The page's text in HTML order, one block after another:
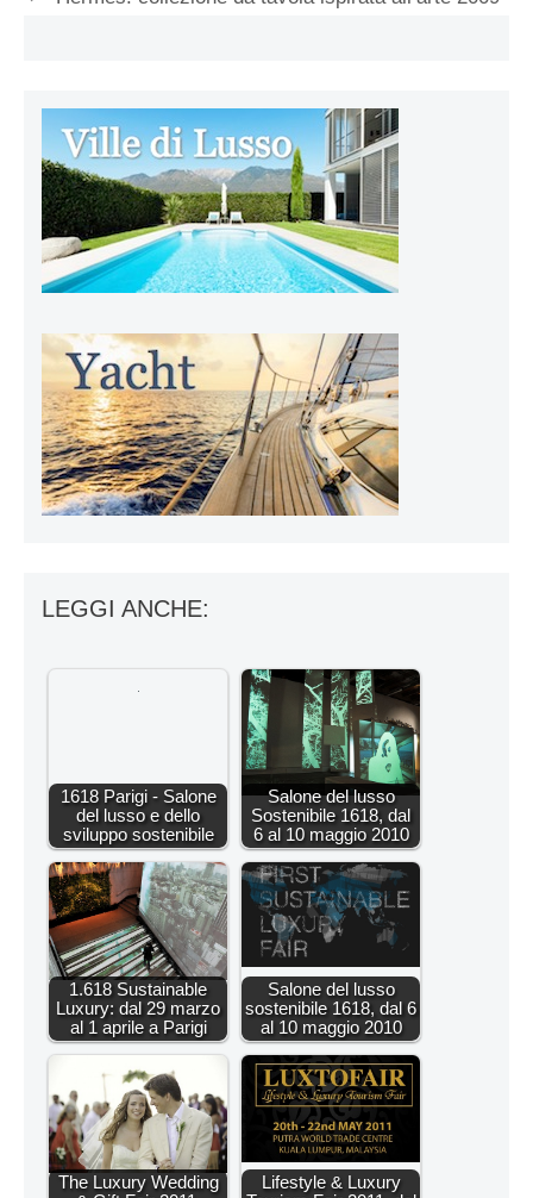
LEGGI ANCHE:
1618 Parigi - Salone
del lusso e dello
sviluppo sostenibile
Salone del lusso
Sostenibile 1618, dal
6 al 10 maggio 2010
1.618 Sustainable
Luxury: dal 29 marzo
al 1 aprile a Parigi
Salone del lusso
sostenibile 1618, dal 6
al 10 maggio 2010
The Luxury Wedding
Lifestyle & Luxury